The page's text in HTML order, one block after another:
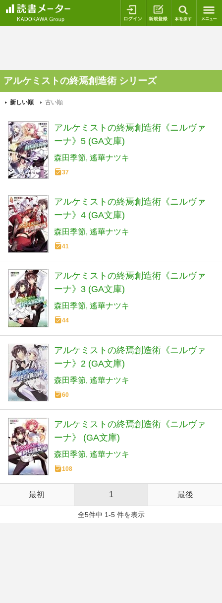
ログイン 新規登録
アルケミストの終焉創造術 シリーズ
新しい順 古い順
アルケミストの終焉創造術《ニルヴァ
ーナ》5 (GA文庫)
森田季節 遙華ナツキ
37
アルケミストの終焉創造術《ニルヴァ
ーナ》4 (GA文庫)
森田季節 遙華ナツキ
41
アルケミストの終焉創造術《ニルヴァ
ーナ》3 (GA文庫)
森田季節 遙華ナツキ
44
アルケミストの終焉創造術《ニルヴァ
ーナ》2 (GA文庫)
森田季節 遙華ナツキ
60
アルケミストの終焉創造術《ニルヴァ
ーナ》 (GA文庫)
森田季節 遙華ナツキ
108
最初 1 最後
全5件中 1-5 件を表示